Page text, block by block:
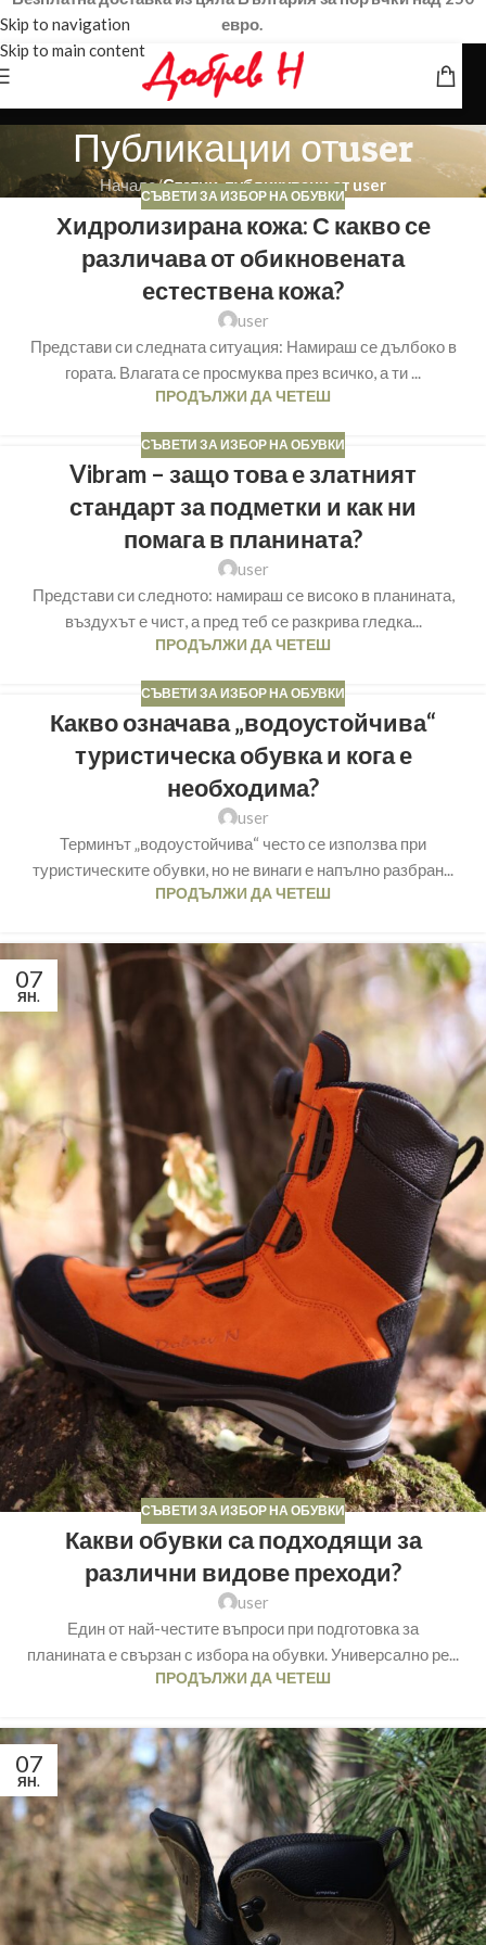
Skip to navigation
Skip to main content
евро.
Публикации отuser
Начало/Статии, публикувани от user
СЪВЕТИ ЗА ИЗБОР НА ОБУВКИ
Хидролизирана кожа: С какво се
различава от обикновената
естествена кожа?
user
Представи си следната ситуация: Намираш се дълбоко в
гората. Влагата се просмуква през всичко, а ти ...
ПРОДЪЛЖИ ДА ЧЕТЕШ
СЪВЕТИ ЗА ИЗБОР НА ОБУВКИ
Vibram – защо това е златният
стандарт за подметки и как ни
помага в планината?
user
Представи си следното: намираш се високо в планината,
въздухът е чист, а пред теб се разкрива гледка...
ПРОДЪЛЖИ ДА ЧЕТЕШ
СЪВЕТИ ЗА ИЗБОР НА ОБУВКИ
Какво означава „водоустойчива“
туристическа обувка и кога е
необходима?
user
Терминът „водоустойчива“ често се използва при
туристическите обувки, но не винаги е напълно разбран...
ПРОДЪЛЖИ ДА ЧЕТЕШ
07
ЯН.
СЪВЕТИ ЗА ИЗБОР НА ОБУВКИ
Какви обувки са подходящи за
различни видове преходи?
user
Един от най-честите въпроси при подготовка за
планината е свързан с избора на обувки. Универсално ре...
ПРОДЪЛЖИ ДА ЧЕТЕШ
07
ЯН.